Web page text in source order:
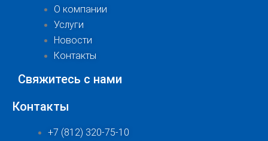
О компании
Услуги
Новости
Контакты
Свяжитесь с нами
Контакты
+7 (812) 320-75-10